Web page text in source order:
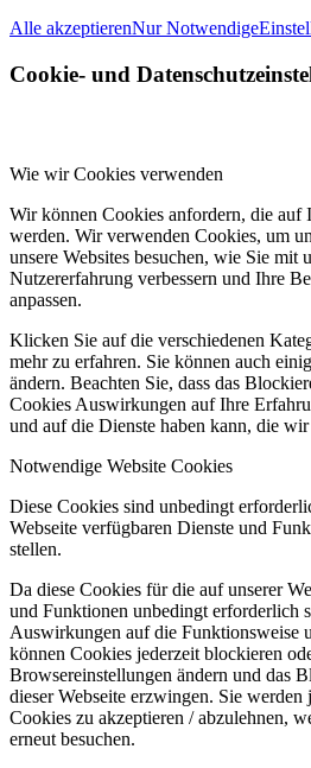
Alle akzeptierenNur Notwendige
Cookie- und
Wie wir Cookies verwenden
Wir können Cookies anfordern, die auf
werden. Wir verwenden Cookies, um
unsere Websites besuchen, wie Sie mit
Nutzererfahrung verbessern und Ihre
anpassen.
Klicken Sie auf die verschiedenen
mehr zu erfahren. Sie können auch
ändern. Beachten Sie, dass das
Cookies Auswirkungen auf Ihre
und auf die Dienste haben kann, die
Notwendige Website Cookies
Diese Cookies sind unbedingt
Webseite verfügbaren Dienste und
stellen.
Da diese Cookies für die auf unserer
und Funktionen unbedingt erforderlich
Auswirkungen auf die Funktionsweise
können Cookies jederzeit blockieren
Browsereinstellungen ändern und das
dieser Webseite erzwingen. Sie
Cookies zu akzeptieren / abzulehnen,
erneut besuchen.